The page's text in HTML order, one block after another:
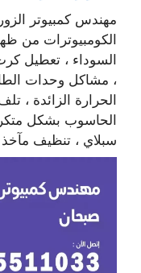
مهندس كمبيوتر
الكومبيوترات من
السوداء ، تعطيل
، مشاكل وحدات
الحرارة الزائدة ،
الحاسوب بشكل
سبلاي ، تنظيف